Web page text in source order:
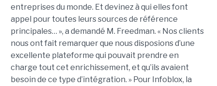
entreprises du monde. Et devinez à qui elles font
appel pour toutes leurs sources de référence
principales… », a demandé M. Freedman. « Nos clients
nous ont fait remarquer que nous disposions d’une
excellente plateforme qui pouvait prendre en
charge tout cet enrichissement, et qu’ils avaient
besoin de ce type d’intégration. » Pour Infoblox, la